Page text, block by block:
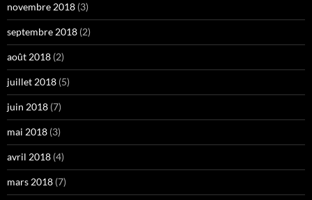
novembre 2018 (3)
septembre 2018 (2)
août 2018 (2)
juillet 2018 (5)
juin 2018 (7)
mai 2018 (3)
avril 2018 (4)
mars 2018 (7)